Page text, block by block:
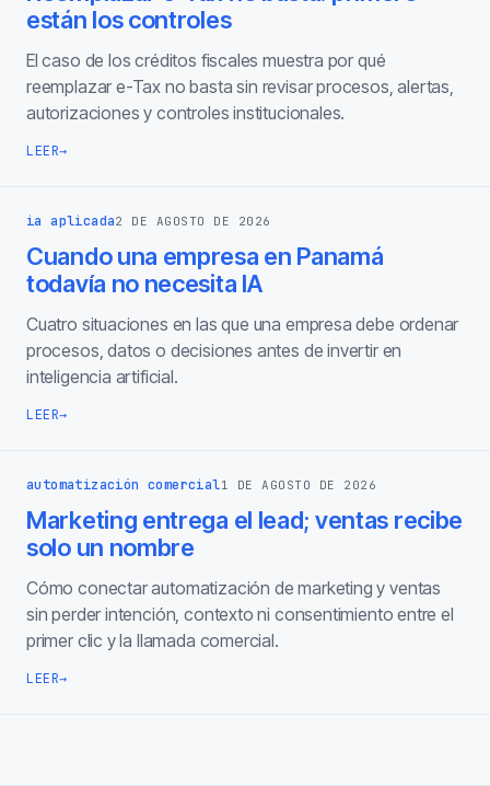
están los controles
El caso de los créditos fiscales muestra por qué
reemplazar e-Tax no basta sin revisar procesos, alertas,
autorizaciones y controles institucionales.
LEER→
ia aplicada2 DE AGOSTO DE 2026
Cuando una empresa en Panamá
todavía no necesita IA
Cuatro situaciones en las que una empresa debe ordenar
procesos, datos o decisiones antes de invertir en
inteligencia artificial.
LEER→
automatización comercial1 DE AGOSTO DE 2026
Marketing entrega el lead; ventas recibe
solo un nombre
Cómo conectar automatización de marketing y ventas
sin perder intención, contexto ni consentimiento entre el
primer clic y la llamada comercial.
LEER→